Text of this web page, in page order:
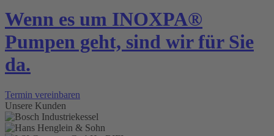
Wenn es um INOXPA®
Pumpen geht, sind wir für Sie
da.
Termin vereinbaren
Unsere Kunden